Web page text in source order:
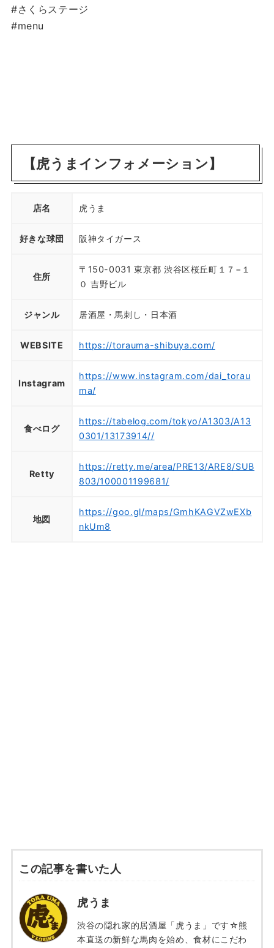
#さくらステージ
#menu
【虎うまインフォメーション】
店名 虎うま
好きな球団 阪神タイガース
住所
〒150-0031 東京都 渋谷区桜丘町１７−１
０ 吉野ビル
ジャンル 居酒屋・馬刺し・日本酒
WEBSITE https://torauma-shibuya.com/
Instagram
https://www.instagram.com/dai_torau
ma/
食べログ
https://tabelog.com/tokyo/A1303/A13
0301/13173914//
Retty
https://retty.me/area/PRE13/ARE8/SUB
803/100001199681/
地図
https://goo.gl/maps/GmhKAGVZwEXb
nkUm8
この記事を書いた人
虎うま
渋谷の隠れ家的居酒屋「虎うま」です☆熊
本直送の新鮮な馬肉を始め、食材にこだわ